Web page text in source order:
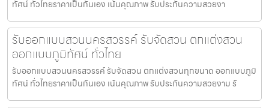
ทัศน์ ทั่วไทยราคาเป็นกันเอง เน้นคุณภาพ รับประกันความสวยงา
รับออกแบบสวนนครสวรรค์ รับจัดสวน ตกแต่งสวน
ออกแบบภูมิทัศน์ ทั่วไทย
รับออกแบบสวนนครสวรรค์ รับจัดสวน ตกแต่งสวนทุกขนาด ออกแบบภูมิ
ทัศน์ ทั่วไทยราคาเป็นกันเอง เน้นคุณภาพ รับประกันความสวยงาม รั